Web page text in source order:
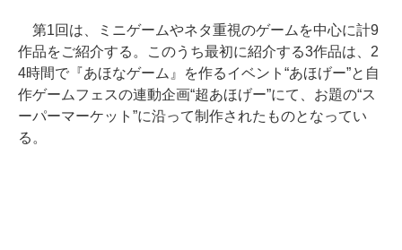
第1回は、ミニゲームやネタ重視のゲームを中心に計9
作品をご紹介する。このうち最初に紹介する3作品は、2
4時間で『あほなゲーム』を作るイベント“あほげー”と自
作ゲームフェスの連動企画“超あほげー”にて、お題の“ス
ーパーマーケット”に沿って制作されたものとなってい
る。